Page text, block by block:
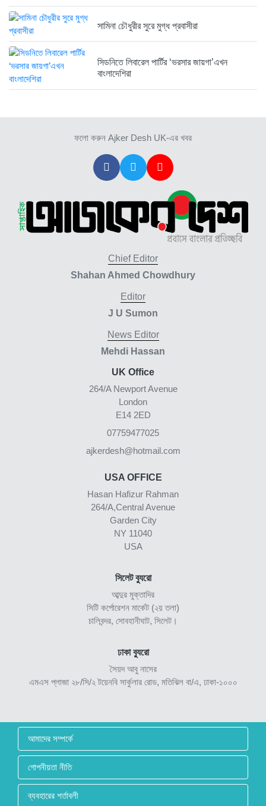
সামিনা চৌধুরীর সুরে মুগ্ধ প্রবাসীরা
সিডনিতে লিবারেল পার্টির ‘ভরসার জায়গা’এখন
বাংলাদেশিরা
ফলো করুন Ajker Desh UK-এর খবর
Chief Editor
Shahan Ahmed Chowdhury
Editor
J U Sumon
News Editor
Mehdi Hassan
UK Office
264/A Newport Avenue
London
E14 2ED
07759477025
ajkerdesh@hotmail.com
USA OFFICE
Hasan Hafizur Rahman
264/A,Central Avenue
Garden City
NY 11040
USA
সিলেট ব্যুরো
আব্দুর মুক্তাদির
সিটি কর্পোরেশন মার্কেট (২য় তলা)
চালিবন্দর, সোবহানীঘাট, সিলেট।
ঢাকা ব্যুরো
সৈয়দ আবু নাসের
এমএস প্লাজা ২৮/সি/২ টয়েনবি সার্কুলার রোড, মতিঝিল বা/এ, ঢাকা-১০০০
আমাদের সম্পর্কে
গোপনীয়তা নীতি
ব্যবহারের শর্তাবলী